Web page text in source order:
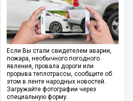
Если Вы стали свидетелем аварии,
пожара, необычного погодного
явления, провала дороги или
прорыва теплотрассы, сообщите об
этом в ленте народных новостей.
Загружайте фотографии через
специальную форму.